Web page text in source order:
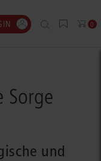
0
Sorge
und